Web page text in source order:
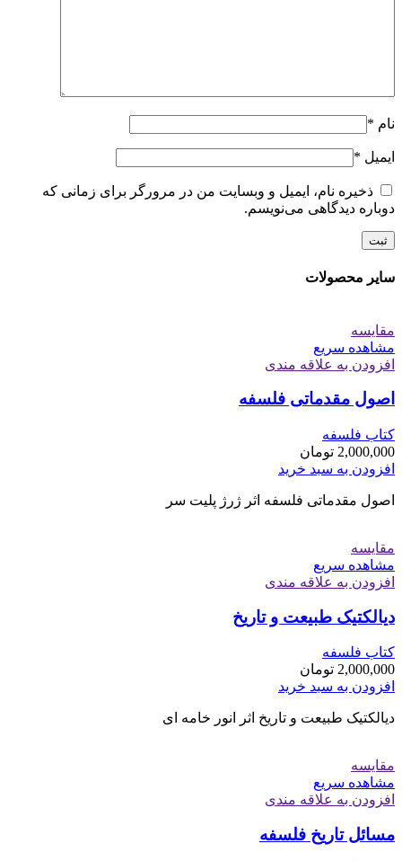
نام *
ایمیل *
ذخیره نام، ایمیل و وبسایت من در مرورگر برای زمانی که
دوباره دیدگاهی می‌نویسم.
سایر محصولات
مقایسه
مشاهده سریع
افزودن به علاقه مندی
اصول مقدماتی فلسفه
کتاب فلسفه
2,000,000 تومان
افزودن به سبد خرید
اصول مقدماتی فلسفه اثر ژرژ پلیت سر
مقایسه
مشاهده سریع
افزودن به علاقه مندی
دیالکتیک طبیعت و تاریخ
کتاب فلسفه
2,000,000 تومان
افزودن به سبد خرید
دیالکتیک طبیعت و تاریخ اثر انور خامه ای
مقایسه
مشاهده سریع
افزودن به علاقه مندی
مسائل تاریخ فلسفه